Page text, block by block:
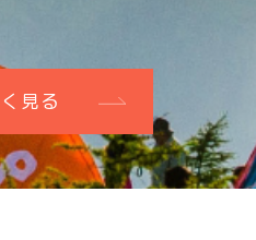
見る